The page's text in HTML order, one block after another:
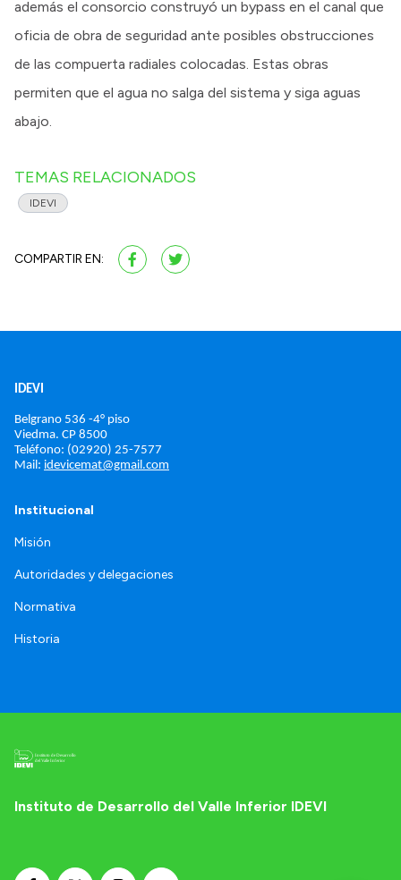
además el consorcio construyó un bypass en el canal que
oficia de obra de seguridad ante posibles obstrucciones
de las compuerta radiales colocadas. Estas obras
permiten que el agua no salga del sistema y siga aguas
abajo.
TEMAS RELACIONADOS
IDEVI
COMPARTIR EN:
IDEVI
Belgrano 536 -4° piso
Viedma. CP 8500
Teléfono: (02920) 25-7577
Mail: idevicemat@gmail.com
Institucional
Misión
Autoridades y delegaciones
Normativa
Historia
Instituto de Desarrollo del Valle Inferior IDEVI